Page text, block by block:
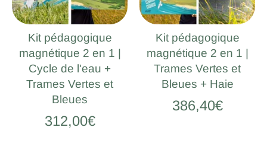
Kit pédagogique
magnétique 2 en 1 |
Cycle de l'eau +
Trames Vertes et
Bleues
312,00€
Kit pédagogique
magnétique 2 en 1 |
Trames Vertes et
Bleues + Haie
386,40€